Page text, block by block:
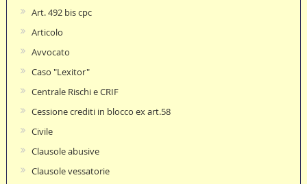
Art. 492 bis cpc
Articolo
Avvocato
Caso "Lexitor"
Centrale Rischi e CRIF
Cessione crediti in blocco ex art.58
Civile
Clausole abusive
Clausole vessatorie